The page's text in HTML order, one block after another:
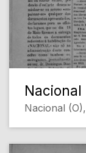
Nacional
Nacional